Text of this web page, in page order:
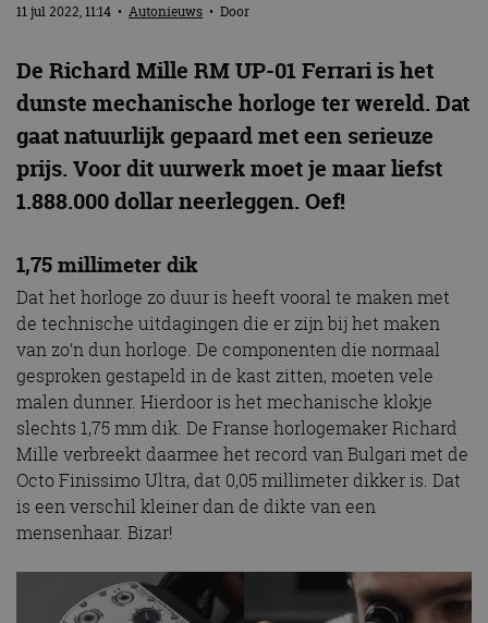
11 jul 2022, 11:14 • Autonieuws • Door
De Richard Mille RM UP-01 Ferrari is het
dunste mechanische horloge ter wereld. Dat
gaat natuurlijk gepaard met een serieuze
prijs. Voor dit uurwerk moet je maar liefst
1.888.000 dollar neerleggen. Oef!
1,75 millimeter dik
Dat het horloge zo duur is heeft vooral te maken met
de technische uitdagingen die er zijn bij het maken
van zo’n dun horloge. De componenten die normaal
gesproken gestapeld in de kast zitten, moeten vele
malen dunner. Hierdoor is het mechanische klokje
slechts 1,75 mm dik. De Franse horlogemaker Richard
Mille verbreekt daarmee het record van Bulgari met de
Octo Finissimo Ultra, dat 0,05 millimeter dikker is. Dat
is een verschil kleiner dan de dikte van een
mensenhaar. Bizar!